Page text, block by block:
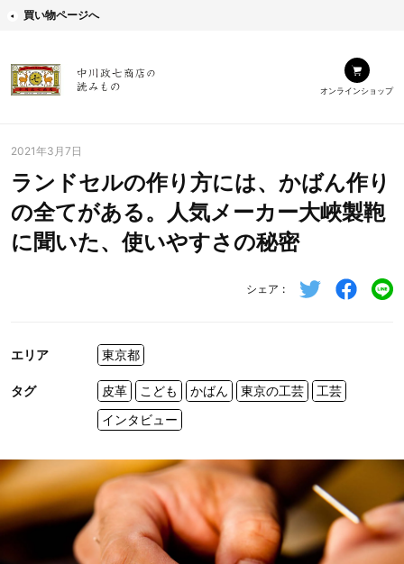
買い物ページへ
オンラインショップ
2021年3月7日
ランドセルの作り方には、かばん作り
の全てがある。人気メーカー大峽製鞄
に聞いた、使いやすさの秘密
シェア
エリア 東京都
タグ 皮革 こども かばん 東京の工芸
工芸
インタビュー